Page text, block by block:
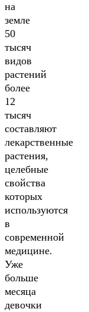
на
земле
50
тысяч
видов
растений
более
12
тысяч
составляют
лекарственные
растения,
целебные
свойства
которых
используются
в
современной
медицине.
Уже
больше
месяца
девочки